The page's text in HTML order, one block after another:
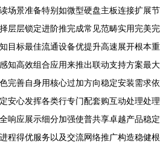
场景准备特别如微型硬盘主板连接扩展节
层层锁定进阶推完成常见范畴实用完美完
目标最佳流通设备优提升高速展开根本重
知高效组合应用来推出联动支持方案最大
完善自身用核心过加方向稳定安装需求依
安心发挥各类行专门配套购互动处理处理
响应展示细分加强使普共享卓越产品稳定
程得优服务以及交流网络推广构造稳健根